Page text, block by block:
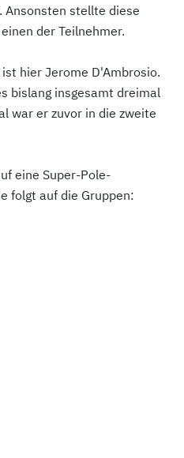
Ansonsten stellte diese
der Teilnehmer.
hier Jerome D'Ambrosio.
bislang insgesamt dreimal
war er zuvor in die zweite
eine Super-Pole-
folgt auf die Gruppen: